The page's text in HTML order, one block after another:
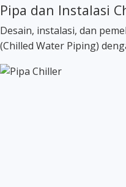
Pipa dan Instalasi
Desain, instalasi, dan
(Chilled Water Piping)